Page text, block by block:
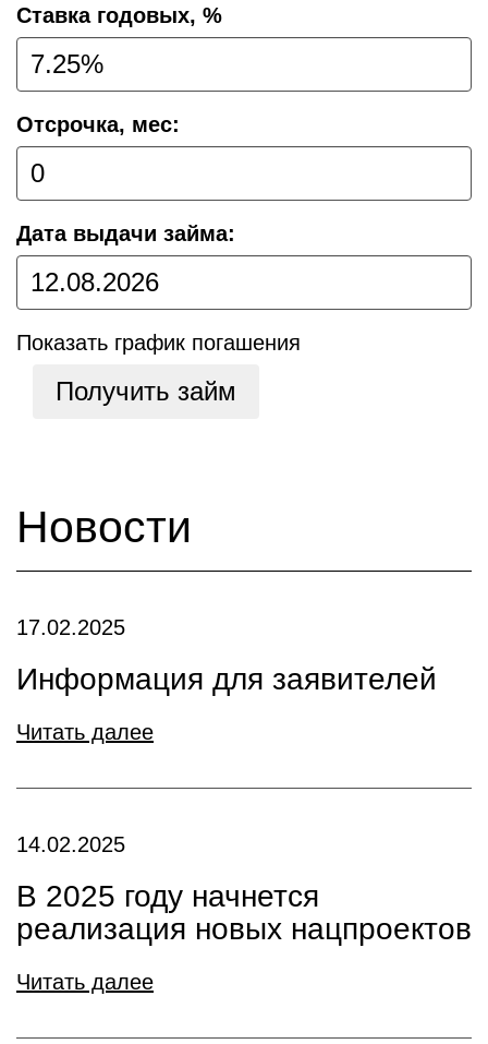
Cтавка годовых, %
Отсрочка, мес:
Дата выдачи займа:
Показать график погашения
Получить займ
Новости
17.02.2025
Информация для заявителей
Читать далее
14.02.2025
В 2025 году начнется
реализация новых нацпроектов
Читать далее